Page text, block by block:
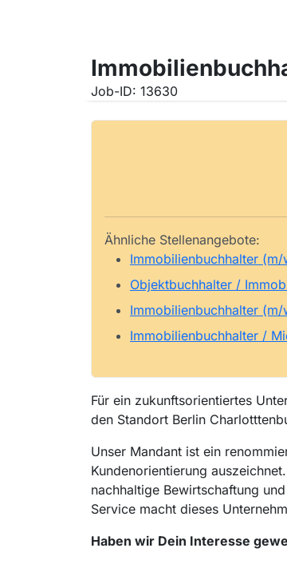
Job-ID: 13630
Ähnliche Stellenangebote:
Immobilienbuchhalter
Objektbuchhalter /
Immobilienbuchhalter
Immobilienbuchhalter /
Für ein zukunftsorientiertes
den Standort Berlin
Unser Mandant ist ein
Kundenorientierung
nachhaltige Bewirtschaftung
Service macht dieses
Haben wir Dein Interesse